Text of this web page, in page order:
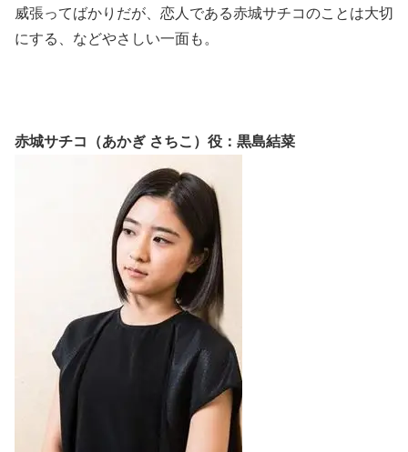
威張ってばかりだが、恋人である赤城サチコのことは大切
にする、などやさしい一面も。
赤城サチコ（あかぎ さちこ）役：黒島結菜